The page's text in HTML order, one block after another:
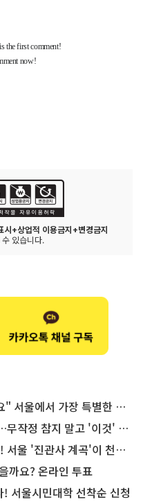
시+상업적 이용금지+변경금지
있습니다.
가장 특별한 편의점의 정체
참지 말고 '이것' 해보세요!
'진관사 계곡'이 천국이네~
까요? 온라인 투표
서울시민대학 선착순 신청